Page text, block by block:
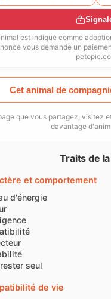
est indiqué comme
vous demande un
Cet animal de
que vous partagez, visitez
davantage
Traits de
et comportement
d'énergie
seul
de vie